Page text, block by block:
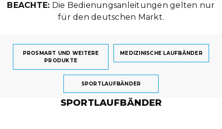
BEACHTE: Die Bedienungsanleitungen gelten nur
für den deutschen Markt.
PROSMART UND WEITERE
PRODUKTE
MEDIZINISCHE LAUFBÄNDER
SPORTLAUFBÄNDER
SPORTLAUFBÄNDER